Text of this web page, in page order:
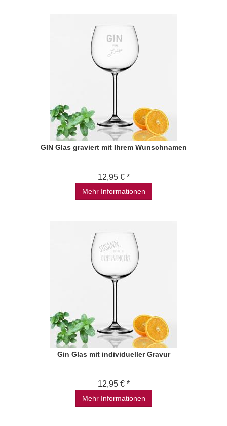
GIN Glas graviert mit Ihrem Wunschnamen
12,95 € *
Mehr Informationen
Gin Glas mit individueller Gravur
12,95 € *
Mehr Informationen